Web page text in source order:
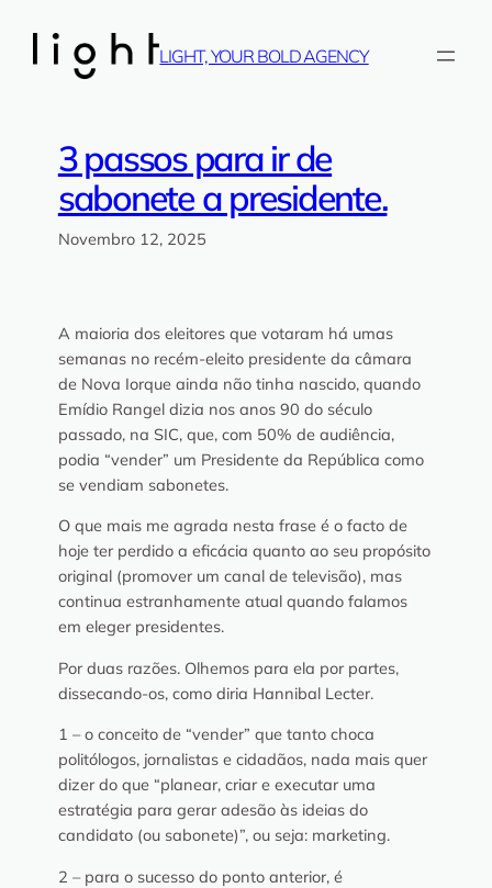
LIGHT, YOUR BOLD AGENCY
3 passos para ir de
sabonete a presidente.
Novembro 12, 2025
A maioria dos eleitores que votaram há umas
semanas no recém-eleito presidente da câmara
de Nova Iorque ainda não tinha nascido, quando
Emídio Rangel dizia nos anos 90 do século
passado, na SIC, que, com 50% de audiência,
podia “vender” um Presidente da República como
se vendiam sabonetes.
O que mais me agrada nesta frase é o facto de
hoje ter perdido a eficácia quanto ao seu propósito
original (promover um canal de televisão), mas
continua estranhamente atual quando falamos
em eleger presidentes.
Por duas razões. Olhemos para ela por partes,
dissecando-os, como diria Hannibal Lecter.
1 – o conceito de “vender” que tanto choca
politólogos, jornalistas e cidadãos, nada mais quer
dizer do que “planear, criar e executar uma
estratégia para gerar adesão às ideias do
candidato (ou sabonete)”, ou seja: marketing.
2 – para o sucesso do ponto anterior, é